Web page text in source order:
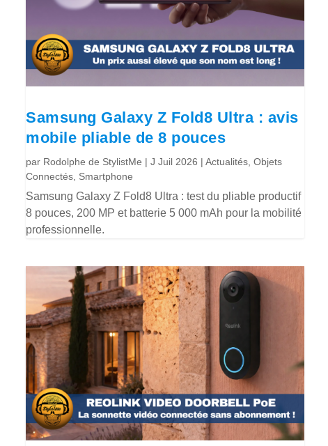
Samsung Galaxy Z Fold8 Ultra : avis
mobile pliable de 8 pouces
par Rodolphe de StylistMe |J Juil 2026 |Actualités ,Objets
Connectés Smartphone
Samsung Galaxy Z Fold8 Ultra : test du pliable productif
8 pouces, 200 MP et batterie 5 000 mAh pour la mobilité
professionnelle.